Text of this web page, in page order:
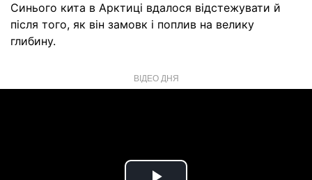
Синього кита в Арктиці вдалося відстежувати й
після того, як він замовк і поплив на велику
глибину.
ВІДЕО ДНЯ